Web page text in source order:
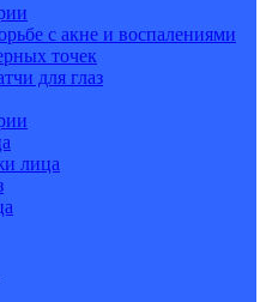
с акне и воспалениями
точек
для глаз
лица